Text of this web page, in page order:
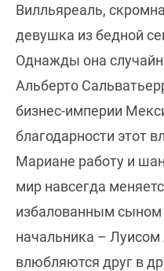
Вилльяреаль,
девушка из бедной
Однажды она
Альберто
бизнес-империи
благодарности этот
Мариане работу и
мир навсегда
избалованным сыном
начальника –
влюбляются друг в